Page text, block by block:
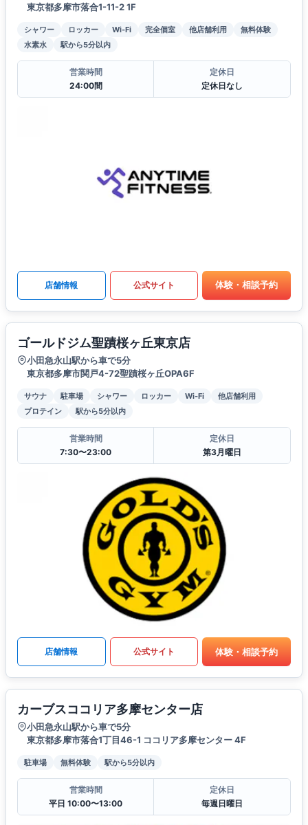
東京都多摩市落合1-11-2 1F
シャワー ロッカー Wi-Fi 完全個室 他店舗利用
無料体験
水素水
駅から5分以内
営業時間
24:00間
定休日
定休日なし
店舗情報 公式サイト 体験・相談予約
ゴールドジム聖蹟桜ヶ丘東京店
小田急永山駅から車で5分
東京都多摩市関戸4-72聖蹟桜ヶ丘OPA6F
サウナ 駐車場 シャワー ロッカー Wi-Fi
他店舗利用
プロテイン
駅から5分以内
営業時間
7:30〜23:00
定休日
第3月曜日
店舗情報 公式サイト 体験・相談予約
カーブスココリア多摩センター店
小田急永山駅から車で5分
東京都多摩市落合1丁目46-1 ココリア多摩センター 4F
駐車場 無料体験 駅から5分以内
営業時間
平日 10:00〜13:00
定休日
毎週日曜日